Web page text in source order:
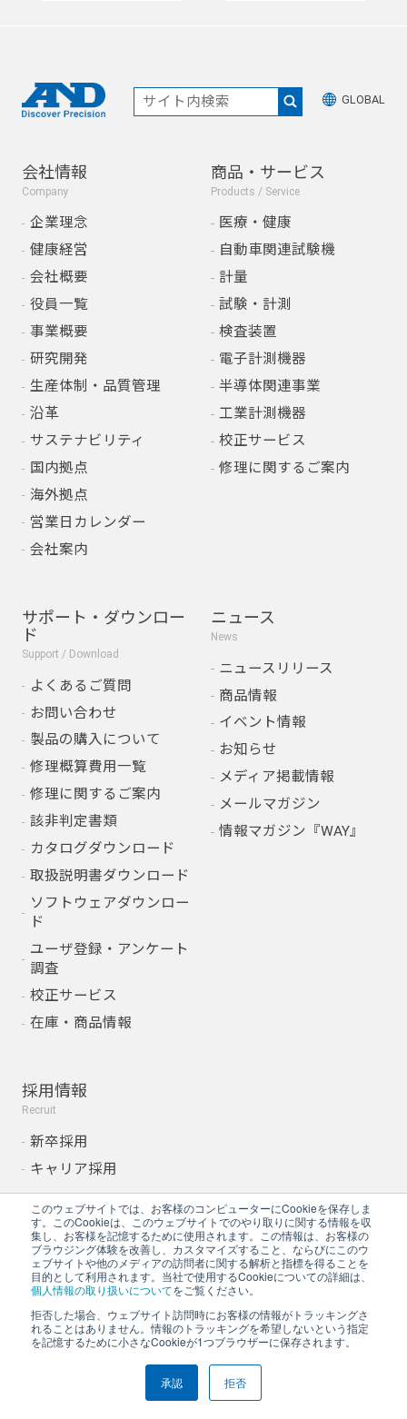
このウェブサイトでは、お客様のコンピューターにCookieを保存しま
す。このCookieは、このウェブサイトでのやり取りに関する情報を収
集し、お客様を記憶するために使用されます。この情報は、お客様の
ブラウジング体験を改善し、カスタマイズすること、ならびにこのウ
ェブサイトや他のメディアの訪問者に関する解析と指標を得ることを
目的として利用されます。当社で使用するCookieについての詳細は、
個人情報の取り扱いについてをご覧ください。
拒否した場合、ウェブサイト訪問時にお客様の情報がトラッキングさ
れることはありません。情報のトラッキングを希望しないという指定
を記憶するために小さなCookieが1つブラウザーに保存されます。
承認 拒否
GLOBAL
会社情報
Company
企業理念
健康経営
会社概要
役員一覧
事業概要
研究開発
生産体制・品質管理
沿革
サステナビリティ
国内拠点
海外拠点
営業日カレンダー
会社案内
商品・サービス
Products / Service
医療・健康
自動車関連試験機
計量
試験・計測
検査装置
電子計測機器
半導体関連事業
工業計測機器
校正サービス
修理に関するご案内
サポート・ダウンロー
ド
Support / Download
よくあるご質問
お問い合わせ
製品の購入について
修理概算費用一覧
修理に関するご案内
該非判定書類
カタログダウンロード
取扱説明書ダウンロード
ソフトウェアダウンロー
ド
ユーザ登録・アンケート
調査
校正サービス
在庫・商品情報
ニュース
News
ニュースリリース
商品情報
イベント情報
お知らせ
メディア掲載情報
メールマガジン
情報マガジン『WAY』
採用情報
Recruit
新卒採用
キャリア採用
グループ企業
Group Companies
株式会社Ａ＆Ｄホロンホ
株式会社ホロン